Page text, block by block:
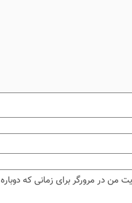
من در مرورگر برای زمانی که